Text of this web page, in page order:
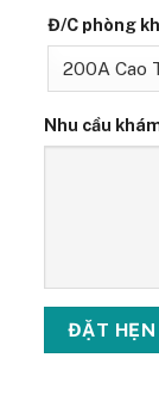
Đ/C phòng
Nhu cầu